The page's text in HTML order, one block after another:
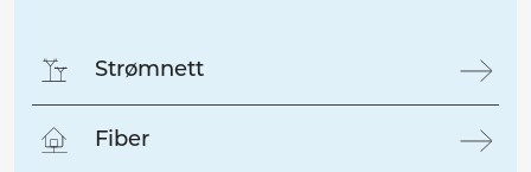
Strømnett
Fiber